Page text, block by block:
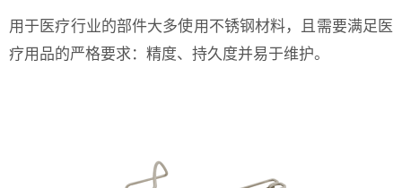
用于医疗行业的部件大多使用不锈钢材料，且需要满足医
疗用品的严格要求：精度、持久度并易于维护。